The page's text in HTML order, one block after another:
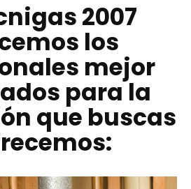
2007
los
mejor
para la
que buscas